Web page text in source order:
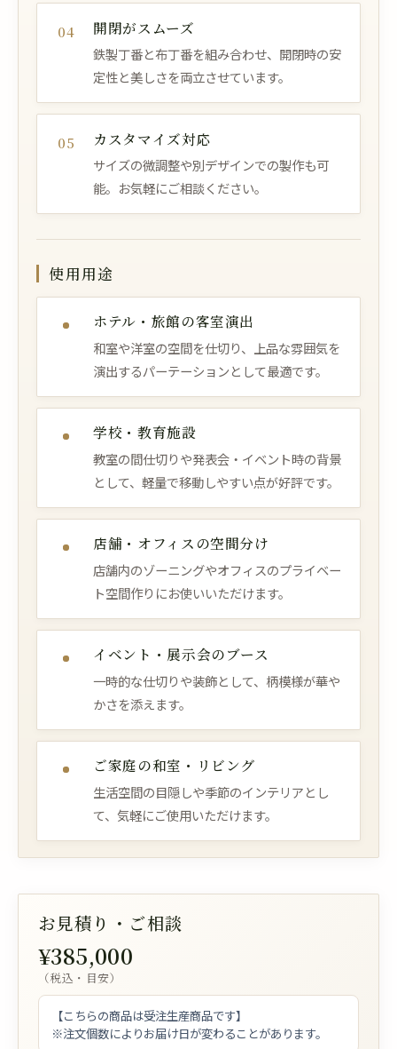
04 開閉がスムーズ
鉄製丁番と布丁番を組み合わせ、開閉時の安
定性と美しさを両立させています。
05 カスタマイズ対応
サイズの微調整や別デザインでの製作も可
能。お気軽にご相談ください。
使用用途
ホテル・旅館の客室演出
和室や洋室の空間を仕切り、上品な雰囲気を
演出するパーテーションとして最適です。
学校・教育施設
教室の間仕切りや発表会・イベント時の背景
として、軽量で移動しやすい点が好評です。
店舗・オフィスの空間分け
店舗内のゾーニングやオフィスのプライベー
ト空間作りにお使いいただけます。
イベント・展示会のブース
一時的な仕切りや装飾として、柄模様が華や
かさを添えます。
ご家庭の和室・リビング
生活空間の目隠しや季節のインテリアとし
て、気軽にご使用いただけます。
お見積り・ご相談
¥385,000
（税込・目安）
【こちらの商品は受注生産商品です】
※注文個数によりお届け日が変わることがあります。